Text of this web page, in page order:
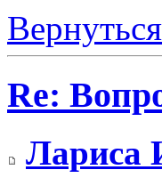
Re:
Лариса